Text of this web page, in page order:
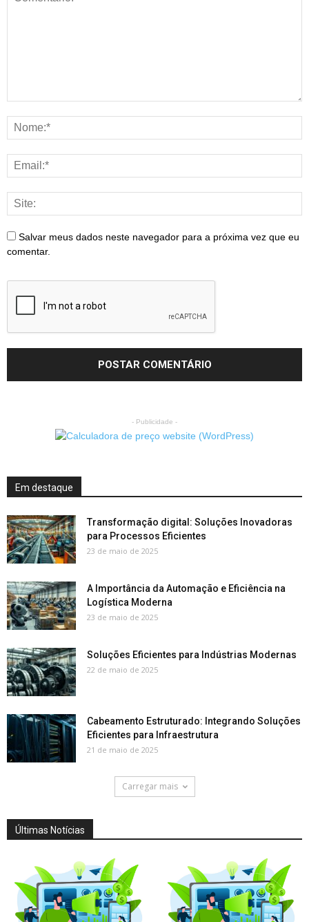
Salvar meus dados neste navegador para a próxima vez que eu
comentar.
- Publicidade -
Em destaque
Transformação digital: Soluções Inovadoras
para Processos Eficientes
23 de maio de 2025
A Importância da Automação e Eficiência na
Logística Moderna
23 de maio de 2025
Soluções Eficientes para Indústrias Modernas
22 de maio de 2025
Cabeamento Estruturado: Integrando Soluções
Eficientes para Infraestrutura
21 de maio de 2025
Carregar mais
Últimas Notícias